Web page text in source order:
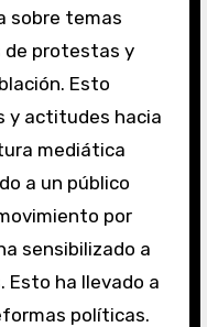
sobre temas
de protestas y
Esto
y actitudes hacia
mediática
a un público
por
sensibilizado a
Esto ha llevado a
políticas.